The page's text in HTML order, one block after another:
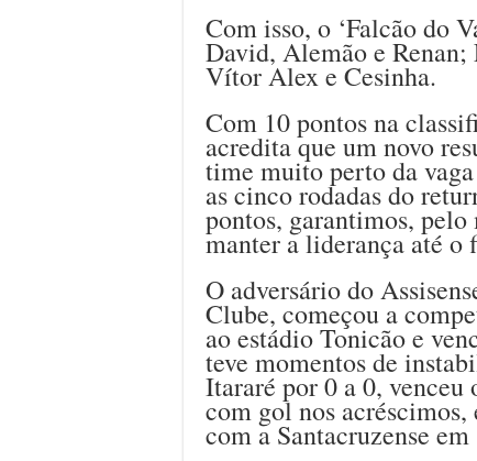
Com isso, o ‘Falcão do
David, Alemão e
Vítor Alex e Cesinha.
Com 10 pontos na
acredita que um novo
time muito perto da
as cinco rodadas do
pontos, garantimos, pelo
manter a liderança até o
O adversário do
Clube, começou a
ao estádio Tonicão e
teve momentos de
Itararé por 0 a 0,
com gol nos
com a Santacruzense